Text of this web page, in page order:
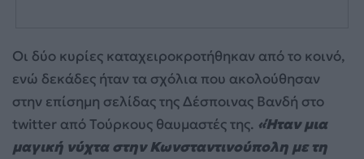
Oι δύο κυρίες καταχειροκροτήθηκαν από το κοινό,
ενώ δεκάδες ήταν τα σχόλια που ακολούθησαν
στην επίσημη σελίδας της Δέσποινας Βανδή στο
twitter από Τούρκους θαυμαστές της. «Ήταν μια
μαγική νύχτα στην Κωνσταντινούπολη με τη